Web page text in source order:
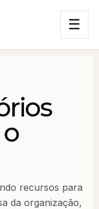
☰
recursos para
da organização,